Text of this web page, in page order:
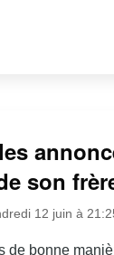
son
12 juin à
de bonne